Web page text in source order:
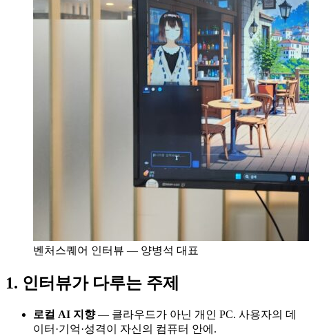
벤처스퀘어 인터뷰 — 양병석 대표
인터뷰가 다루는 주제
로컬 AI 지향— 클라우드가 아닌 개인 PC. 사용자의 데
이터·기억·성격이 자신의 컴퓨터 안에.